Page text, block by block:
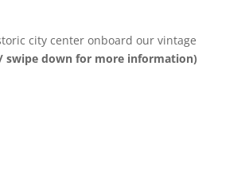
city center onboard our vintage
swipe down for more information)